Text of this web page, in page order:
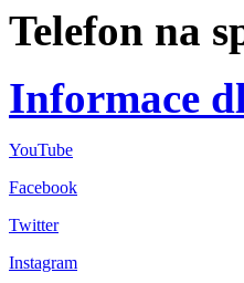
Telefon na
Informace
YouTube
Facebook
Twitter
Instagram